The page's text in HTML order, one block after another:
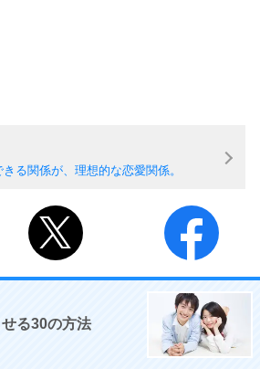
る関係が、理想的な恋愛関係。
る30の方法